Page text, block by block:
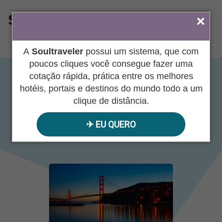
A Soultraveler possui um sistema, que com
poucos cliques você consegue fazer uma
cotação rápida, prática entre os melhores
hotéis, portais e destinos do mundo todo a um
clique de distância.
✈︎ EU QUERO
ÁREA DO AGENTE
Oeste Completo